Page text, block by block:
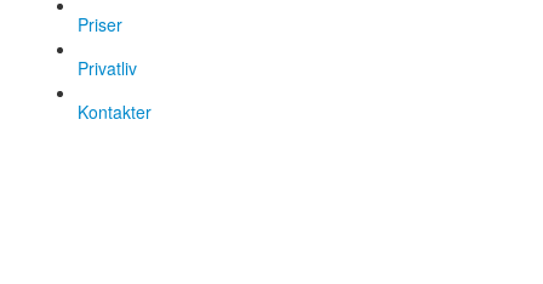
Priser
Privatliv
Kontakter